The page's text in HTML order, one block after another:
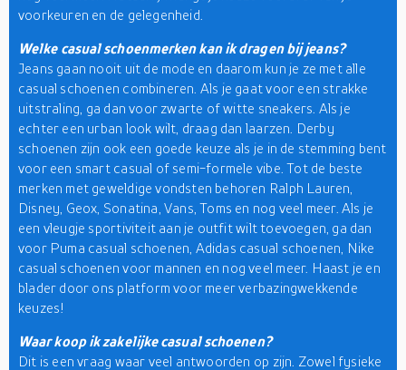
voorkeuren en de gelegenheid.
Welke casual schoenmerken kan ik dragen bij jeans?
Jeans gaan nooit uit de mode en daarom kun je ze met alle
casual schoenen combineren. Als je gaat voor een strakke
uitstraling, ga dan voor zwarte of witte sneakers. Als je
echter een urban look wilt, draag dan laarzen. Derby
schoenen zijn ook een goede keuze als je in de stemming bent
voor een smart casual of semi-formele vibe. Tot de beste
merken met geweldige vondsten behoren Ralph Lauren,
Disney, Geox, Sonatina, Vans, Toms en nog veel meer. Als je
een vleugje sportiviteit aan je outfit wilt toevoegen, ga dan
voor Puma casual schoenen, Adidas casual schoenen, Nike
casual schoenen voor mannen en nog veel meer. Haast je en
blader door ons platform voor meer verbazingwekkende
keuzes!
Waar koop ik zakelijke casual schoenen?
Dit is een vraag waar veel antwoorden op zijn. Zowel fysieke